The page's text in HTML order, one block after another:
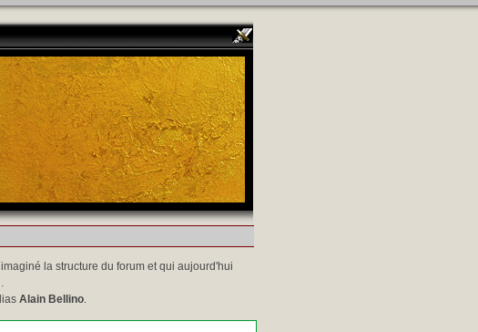
la structure du forum et qui aujourd'hui
Alain Bellino.